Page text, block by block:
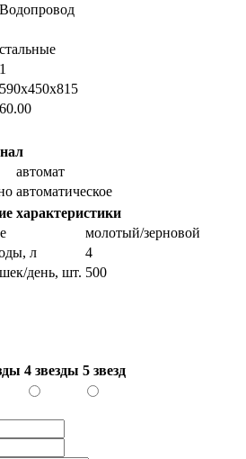
Водопровод
стальные
1
590х450х815
60.00
автомат
автоматическое
характеристики
молотый/зерновой
л
4
день, шт. 500
4 звезды 5 звезд